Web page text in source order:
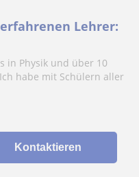
Lehrer:
in Physik und über 10
habe mit Schülern aller
Kontaktieren